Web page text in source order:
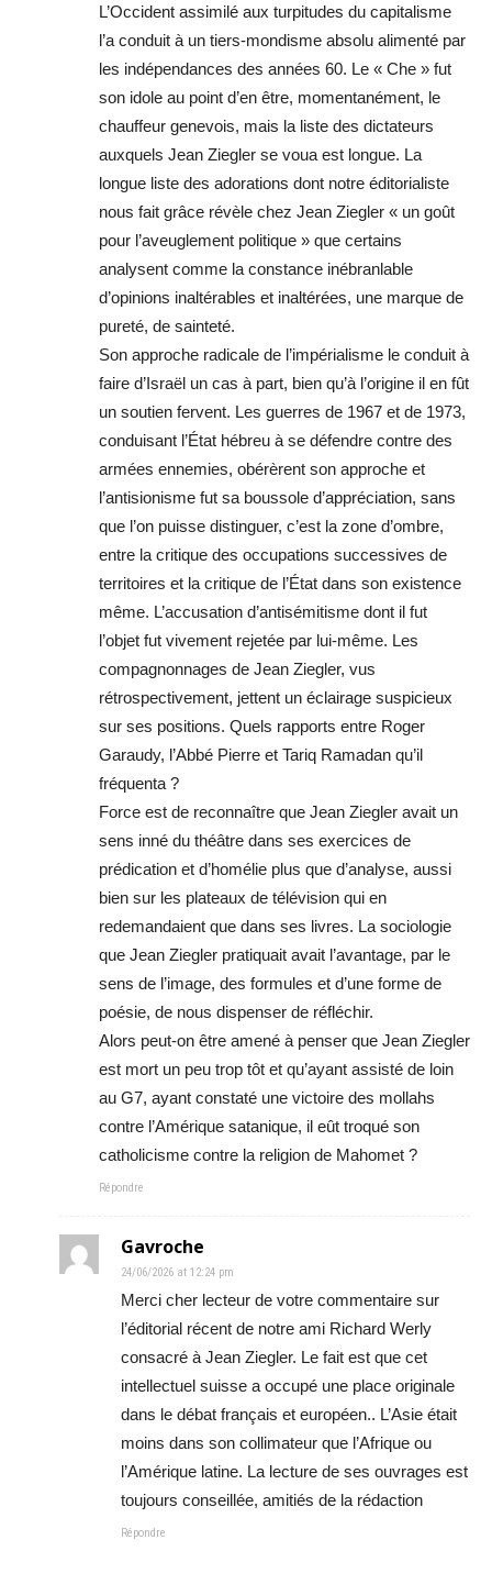
L’Occident assimilé aux turpitudes du capitalisme
l’a conduit à un tiers-mondisme absolu alimenté par
les indépendances des années 60. Le « Che » fut
son idole au point d’en être, momentanément, le
chauffeur genevois, mais la liste des dictateurs
auxquels Jean Ziegler se voua est longue. La
longue liste des adorations dont notre éditorialiste
nous fait grâce révèle chez Jean Ziegler « un goût
pour l’aveuglement politique » que certains
analysent comme la constance inébranlable
d’opinions inaltérables et inaltérées, une marque de
pureté, de sainteté.
Son approche radicale de l’impérialisme le conduit à
faire d’Israël un cas à part, bien qu’à l’origine il en fût
un soutien fervent. Les guerres de 1967 et de 1973,
conduisant l’État hébreu à se défendre contre des
armées ennemies, obérèrent son approche et
l’antisionisme fut sa boussole d’appréciation, sans
que l’on puisse distinguer, c’est la zone d’ombre,
entre la critique des occupations successives de
territoires et la critique de l’État dans son existence
même. L’accusation d’antisémitisme dont il fut
l’objet fut vivement rejetée par lui-même. Les
compagnonnages de Jean Ziegler, vus
rétrospectivement, jettent un éclairage suspicieux
sur ses positions. Quels rapports entre Roger
Garaudy, l’Abbé Pierre et Tariq Ramadan qu’il
fréquenta ?
Force est de reconnaître que Jean Ziegler avait un
sens inné du théâtre dans ses exercices de
prédication et d’homélie plus que d’analyse, aussi
bien sur les plateaux de télévision qui en
redemandaient que dans ses livres. La sociologie
que Jean Ziegler pratiquait avait l’avantage, par le
sens de l’image, des formules et d’une forme de
poésie, de nous dispenser de réfléchir.
Alors peut-on être amené à penser que Jean Ziegler
est mort un peu trop tôt et qu’ayant assisté de loin
au G7, ayant constaté une victoire des mollahs
contre l’Amérique satanique, il eût troqué son
catholicisme contre la religion de Mahomet ?
Répondre
Gavroche
24/06/2026 at 12:24 pm
Merci cher lecteur de votre commentaire sur
l’éditorial récent de notre ami Richard Werly
consacré à Jean Ziegler. Le fait est que cet
intellectuel suisse a occupé une place originale
dans le débat français et européen.. L’Asie était
moins dans son collimateur que l’Afrique ou
l’Amérique latine. La lecture de ses ouvrages est
toujours conseillée, amitiés de la rédaction
Répondre